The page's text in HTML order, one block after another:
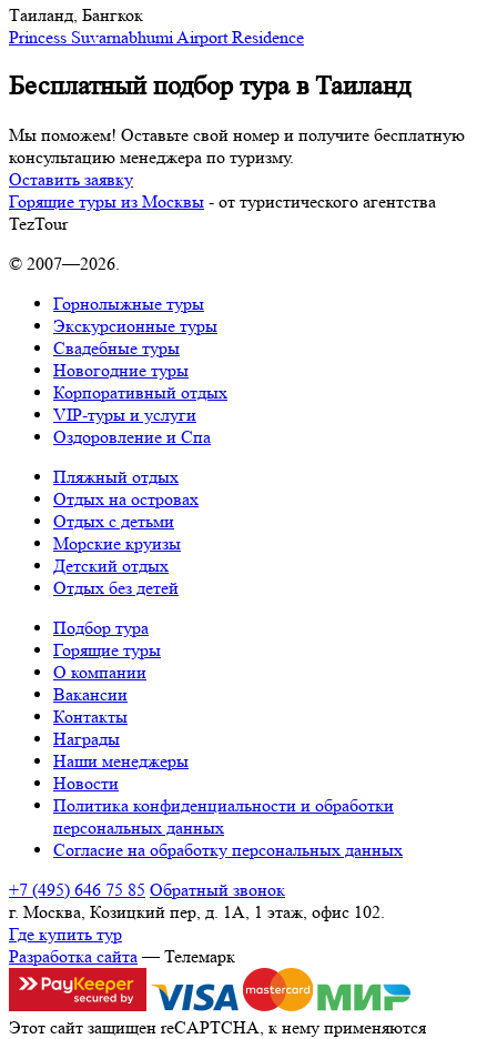
Таиланд, Бангкок
Princess Suvarnabhumi Airport Residence
Бесплатный подбор тура в Таиланд
Мы поможем! Оставьте свой номер и получите бесплатную
консультацию менеджера по туризму.
Оставить заявку
Горящие туры из Москвы - от туристического агентства
TezTour
© 2007—2026.
Горнолыжные туры
Экскурсионные туры
Свадебные туры
Новогодние туры
Корпоративный отдых
VIP-туры и услуги
Оздоровление и Спа
Пляжный отдых
Отдых на островах
Отдых с детьми
Морские круизы
Детский отдых
Отдых без детей
Подбор тура
Горящие туры
О компании
Вакансии
Контакты
Награды
Наши менеджеры
Новости
Политика конфиденциальности и обработки
персональных данных
Согласие на обработку персональных данных
+7 (495) 646 75 85 Обратный звонок
г. Москва, Козицкий пер, д. 1А, 1 этаж, офис 102.
Где купить тур
Разработка сайта— Телемарк
Этот сайт защищен reCAPTCHA, к нему применяются